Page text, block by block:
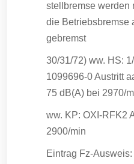
stellbremse werden
die Betriebsbremse
gebremst
30/31/72) ww. HS:
1099696-0 Austritt
75 dB(A) bei 2970/
ww. KP: OXI-RFK2
2900/min
Eintrag Fz-Ausweis: